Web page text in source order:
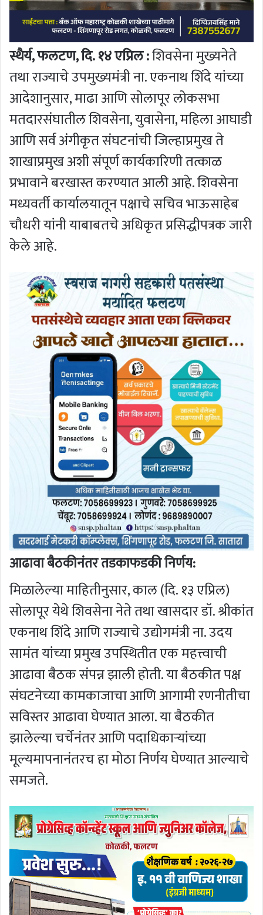
स्थैर्य, फलटण, दि. १४ एप्रिल :शिवसेना मुख्यनेते
तथा राज्याचे उपमुख्यमंत्री ना. एकनाथ शिंदे यांच्या
आदेशानुसार, माढा आणि सोलापूर लोकसभा
मतदारसंघातील शिवसेना, युवासेना, महिला आघाडी
आणि सर्व अंगीकृत संघटनांची जिल्हाप्रमुख ते
शाखाप्रमुख अशी संपूर्ण कार्यकारिणी तत्काळ
प्रभावाने बरखास्त करण्यात आली आहे. शिवसेना
मध्यवर्ती कार्यालयातून पक्षाचे सचिव भाऊसाहेब
चौधरी यांनी याबाबतचे अधिकृत प्रसिद्धीपत्रक जारी
केले आहे.
आढावा बैठकीनंतर तडकाफडकी निर्णय:
मिळालेल्या माहितीनुसार, काल (दि. १३ एप्रिल)
सोलापूर येथे शिवसेना नेते तथा खासदार डॉ. श्रीकांत
एकनाथ शिंदे आणि राज्याचे उद्योगमंत्री ना. उदय
सामंत यांच्या प्रमुख उपस्थितीत एक महत्त्वाची
आढावा बैठक संपन्न झाली होती. या बैठकीत पक्ष
संघटनेच्या कामकाजाचा आणि आगामी रणनीतीचा
सविस्तर आढावा घेण्यात आला. या बैठकीत
झालेल्या चर्चेनंतर आणि पदाधिकाऱ्यांच्या
मूल्यमापनानंतरच हा मोठा निर्णय घेण्यात आल्याचे
समजते.